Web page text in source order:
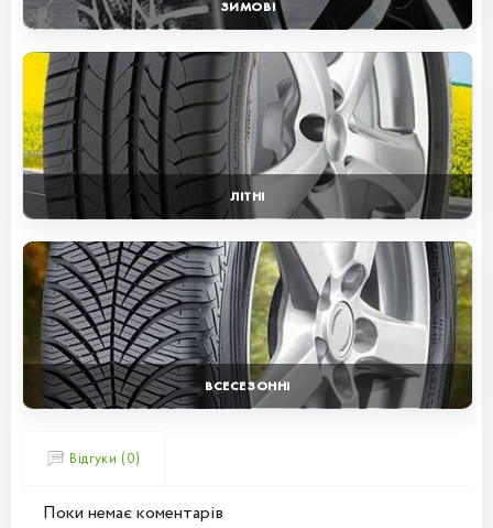
ЗИМОВІ
ЛІТНІ
ВСЕСЕЗОННІ
Відгуки (0)
Поки немає коментарів